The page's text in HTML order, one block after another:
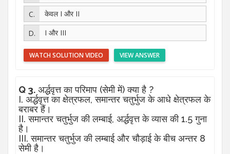
केवल I और II
I और III
VIEW ANSWER
WATCH SOLUTION VIDEO
Q 3. अर्द्धवृत्त का परिमाप (सेमी में) क्या है ?
I. अर्द्धवृत्त का क्षेत्रफल, समान्तर चतुर्भुज के आधे क्षेत्रफल के
बराबर हैं।
II. समान्तर चतुर्भुज की लम्बाई, अर्द्धवृत्त के व्यास की 1.5 गुना
है।
III. समान्तर चतुर्भुज की लम्बाई और चौड़ाई के बीच अन्तर 8
सेमी है।